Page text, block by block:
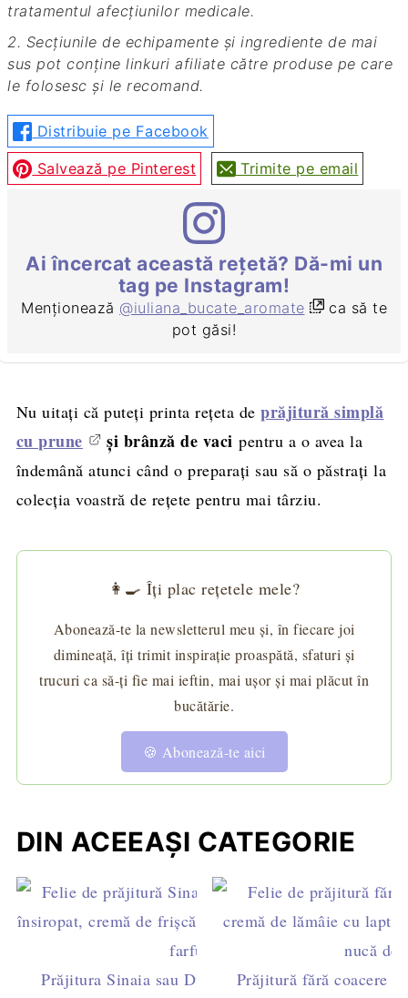
tratamentul afecțiunilor medicale.
2. Secțiunile de echipamente și ingrediente de mai
sus pot conține linkuri afiliate către produse pe care
le folosesc și le recomand.
Distribuie pe Facebook
Salvează pe Pinterest Trimite pe email
Ai încercat această rețetă? Dă-mi un
tag pe Instagram!
Menționează @iuliana_bucate_aromate
ca să te
pot găsi!
Nu uitaţi că puteţi printa reţeta deprăjitură simplă
cu prune
şi brânză de vacipentru a o avea la
îndemână atunci când o preparaţi sau să o păstraţi la
colecţia voastră de reţete pentru mai târziu.
👩‍🍳 Îți plac rețetele mele?
Abonează-te la newsletterul meu și, în fiecare joi
dimineață, îți trimit inspirație proaspătă, sfaturi și
trucuri ca să-ți fie mai ieftin, mai ușor și mai plăcut în
bucătărie.
🍪 Abonează-te aici
DIN ACEEAȘI CATEGORIE
Prăjitura Sinaia sau Dunăreana cu pandișpan
Prăjitură fără coacere